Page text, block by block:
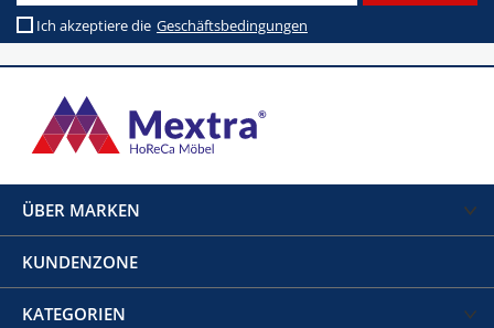
Ich akzeptiere die Geschäftsbedingungen
ÜBER MARKEN
KUNDENZONE
KATEGORIEN